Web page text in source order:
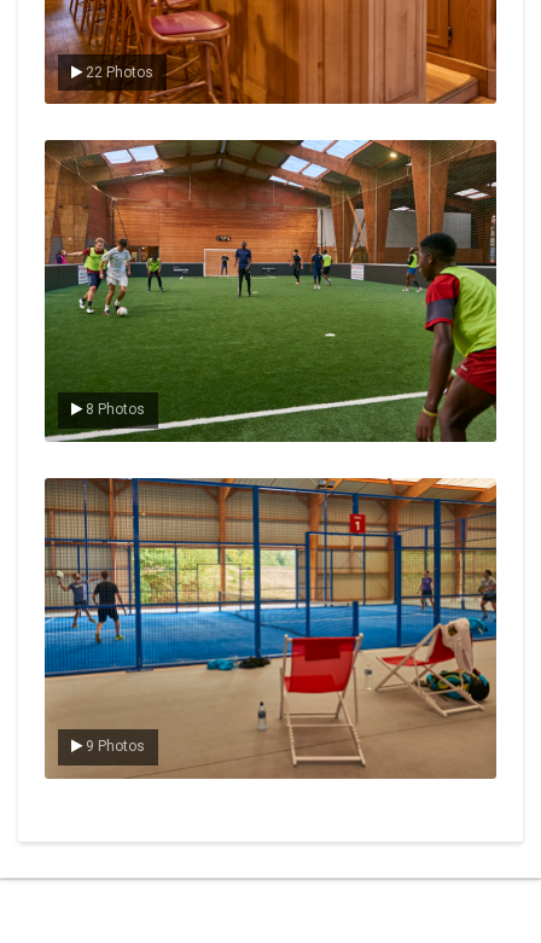
22 Photos
8 Photos
Le foot en salle
9 Photos
Le padel